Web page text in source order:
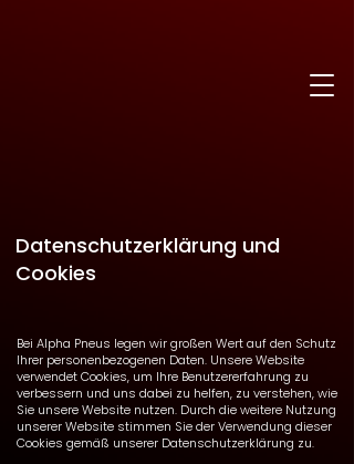
Datenschutzerklärung und
Cookies
Bei Alpha Pneus legen wir großen Wert auf den Schutz
Ihrer personenbezogenen Daten. Unsere Website
verwendet Cookies, um Ihre Benutzererfahrung zu
verbessern und uns dabei zu helfen, zu verstehen, wie
Sie unsere Website nutzen. Durch die weitere Nutzung
unserer Website stimmen Sie der Verwendung dieser
Cookies gemäß unserer Datenschutzerklärung zu.